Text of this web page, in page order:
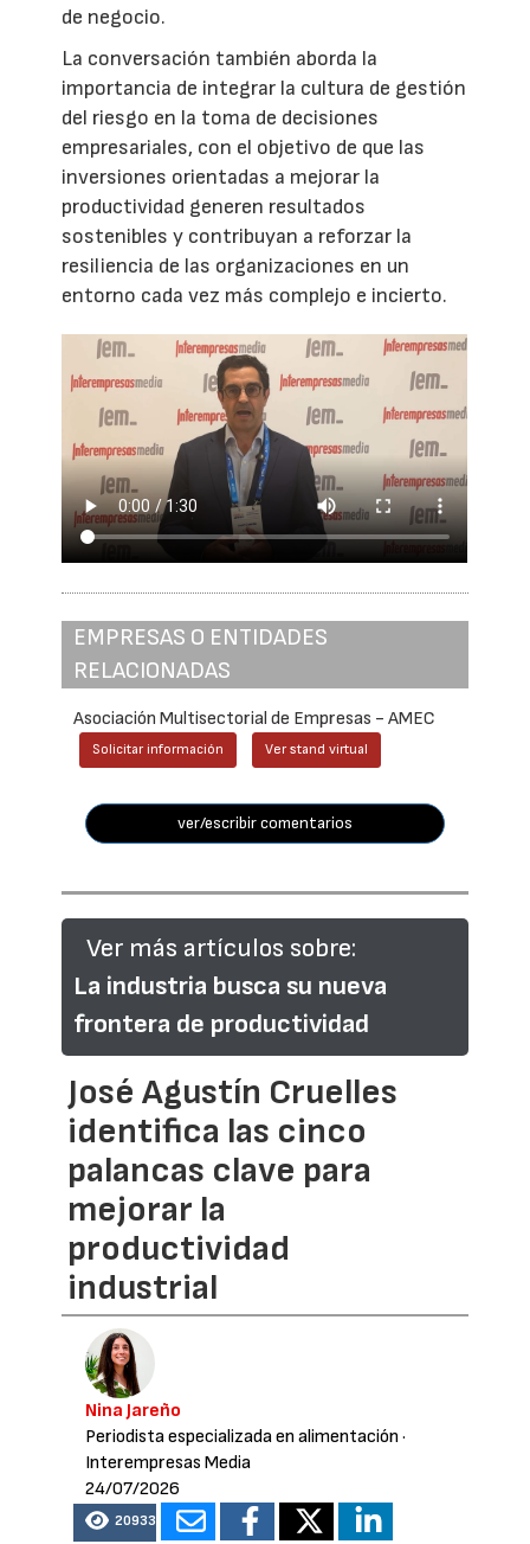
de negocio.
La conversación también aborda la
importancia de integrar la cultura de gestión
del riesgo en la toma de decisiones
empresariales, con el objetivo de que las
inversiones orientadas a mejorar la
productividad generen resultados
sostenibles y contribuyan a reforzar la
resiliencia de las organizaciones en un
entorno cada vez más complejo e incierto.
EMPRESAS O ENTIDADES
RELACIONADAS
Asociación Multisectorial de Empresas - AMEC
Solicitar información Ver stand virtual
ver/escribir comentarios
Ver más artículos sobre:
La industria busca su nueva
frontera de productividad
José Agustín Cruelles
identifica las cinco
palancas clave para
mejorar la
productividad
industrial
Nina Jareño
Periodista especializada en alimentación ·
Interempresas Media
24/07/2026
20933